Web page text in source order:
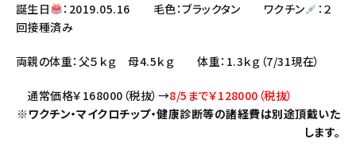
誕生日 ：2019.05.16 毛色：ブラックタン ワクチン
：２
回接種済み
両親の体重：父５ｋｇ 母4.5ｋｇ 体重：1.3ｋｇ（7/31現在）
通常価格￥168000（税抜）→8/5まで￥128000（税抜）
※ワクチン・マイクロチップ・健康診断等の諸経費は別途頂戴いた
します。